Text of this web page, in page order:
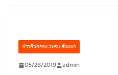
ข่าวกิจกรรม อบรม สัมมนา
05/28/2019 admin